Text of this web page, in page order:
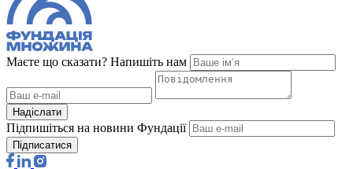
Маєте що сказати? Напишіть нам
Надіслати
Підпишіться на новини Фундації
Підписатися